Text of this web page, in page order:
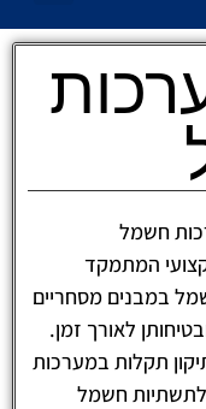
חשמל
המתמקד
במבנים מסחריים
לאורך זמן.
תקלות במערכות
חשמל